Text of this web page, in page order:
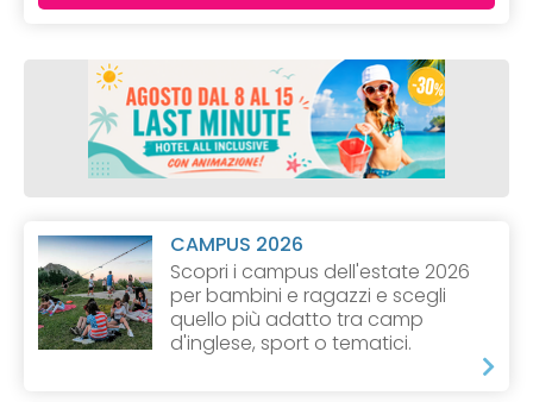
CAMPUS 2026
Scopri i campus dell'estate 2026
per bambini e ragazzi e scegli
quello più adatto tra camp
d'inglese, sport o tematici.